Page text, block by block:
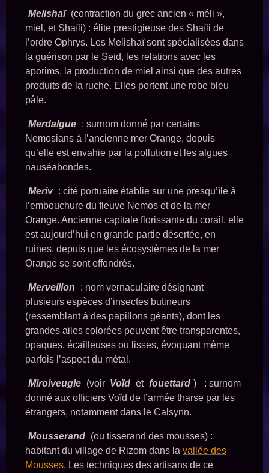
Melishaï (contraction du grec ancien « méli »,
miel, et Shaïli) : élite prestigieuse des Shaïli de
l’ordre Ophrys. Les Melishaï sont spécialisées dans
la guérison par le Seid, les relations avec les
aporims, la production de miel ainsi que des autres
produits de la ruche. Elles portent une robe bleu
pâle.
Merdalgue : surnom donné par certains
Nemosians à l’ancienne mer Orange, depuis
qu’elle est envahie par la pollution et les algues
nauséabondes.
Meriv : cité portuaire établie sur une presqu’île à
l’embouchure du fleuve Nemos et de la mer
Orange. Ancienne capitale florissante du corail, elle
est aujourd’hui en grande partie désertée, en
ruines, depuis que les écosystèmes de la mer
Orange se sont effondrés.
Merveillon
: nom vernaculaire désignant
plusieurs espèces d’insectes butineurs
(ressemblant à des papillons géants), dont les
grandes ailes colorées peuvent être transparentes,
opaques, écailleuses ou lisses, évoquant même
parfois l’aspect du métal.
Miroiveugle (voir Voïd et fouettard )
: surnom
donné aux officiers Voïd de l’armée tharse par les
étrangers, notamment dans le Calsynn.
Mousserand
(ou tisserand des mousses) :
habitant du village de Rizom dans la vallée des
Mousses. Les techniques des artisans de ce